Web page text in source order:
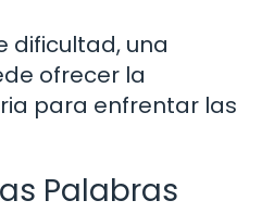
dificultad, una
ofrecer la
para enfrentar las
Palabras